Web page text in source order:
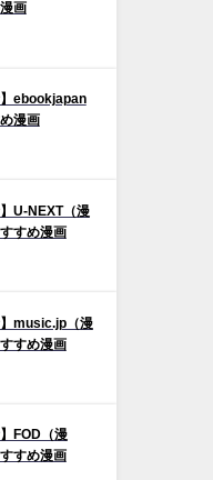
画
】ebookjapan
漫画
U-NEXT（漫
すめ漫画
】music.jp（漫
すめ漫画
FOD（漫
すめ漫画